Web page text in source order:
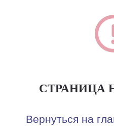
СТРАНИЦА
Вернуться на